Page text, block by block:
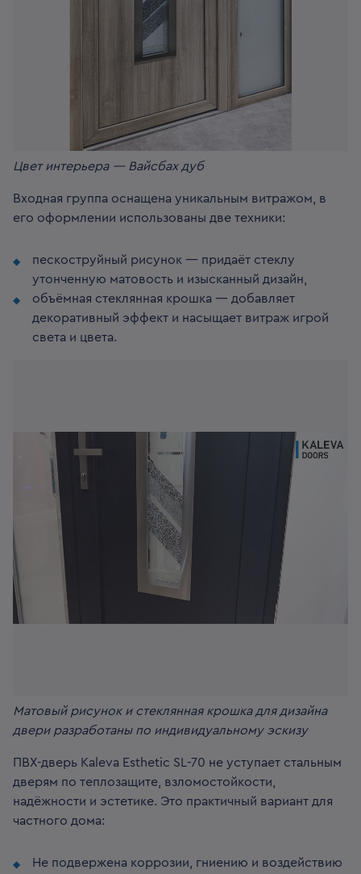
Цвет интерьера — Вайсбах дуб
Входная группа оснащена уникальным витражом, в
его оформлении использованы две техники:
пескоструйный рисунок — придаёт стеклу
утонченную матовость и изысканный дизайн,
объёмная стеклянная крошка — добавляет
декоративный эффект и насыщает витраж игрой
света и цвета.
Матовый рисунок и стеклянная крошка для дизайна
двери разработаны по индивидуальному эскизу
ПВХ-дверь Kaleva Esthetic SL-70 не уступает стальным
дверям по теплозащите, взломостойкости,
надёжности и эстетике. Это практичный вариант для
частного дома:
Не подвержена коррозии, гниению и воздействию